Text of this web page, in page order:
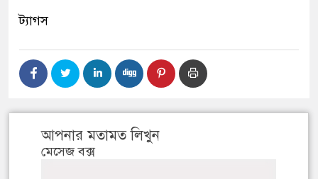
ট্যাগস
আপনার মতামত লিখুন
মেসেজ বক্স